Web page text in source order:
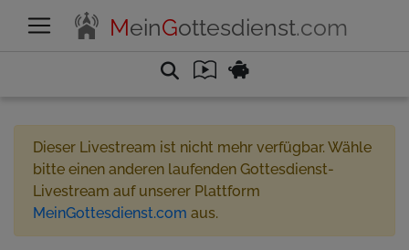
MeinGottesdienst.com
Dieser Livestream ist nicht mehr verfügbar. Wähle
bitte einen anderen laufenden Gottesdienst-
Livestream auf unserer Plattform
MeinGottesdienst.com aus.